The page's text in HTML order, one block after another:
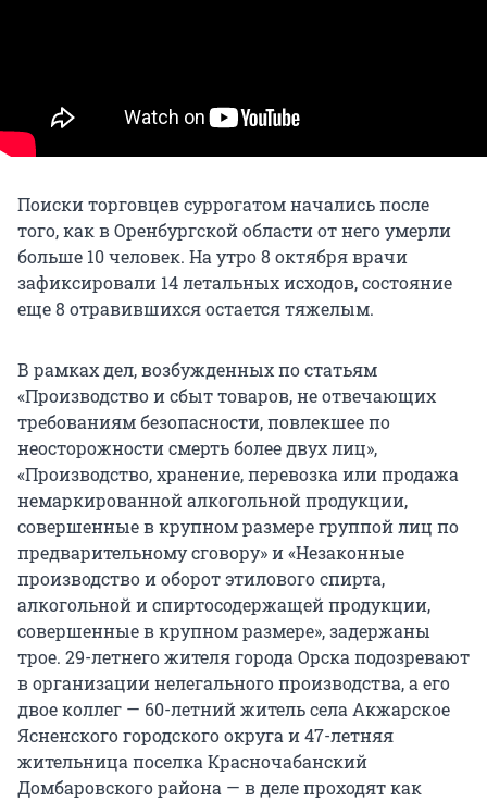
Поиски торговцев суррогатом начались после
того, как в Оренбургской области от него умерли
больше 10 человек. На утро 8 октября врачи
зафиксировали 14 летальных исходов, состояние
еще 8 отравившихся остается тяжелым.
В рамках дел, возбужденных по статьям
«Производство и сбыт товаров, не отвечающих
требованиям безопасности, повлекшее по
неосторожности смерть более двух лиц»,
«Производство, хранение, перевозка или продажа
немаркированной алкогольной продукции,
совершенные в крупном размере группой лиц по
предварительному сговору» и «Незаконные
производство и оборот этилового спирта,
алкогольной и спиртосодержащей продукции,
совершенные в крупном размере», задержаны
трое. 29-летнего жителя города Орска подозревают
в организации нелегального производства, а его
двое коллег — 60-летний житель села Акжарское
Ясненского городского округа и 47-летняя
жительница поселка Красночабанский
Домбаровского района — в деле проходят как